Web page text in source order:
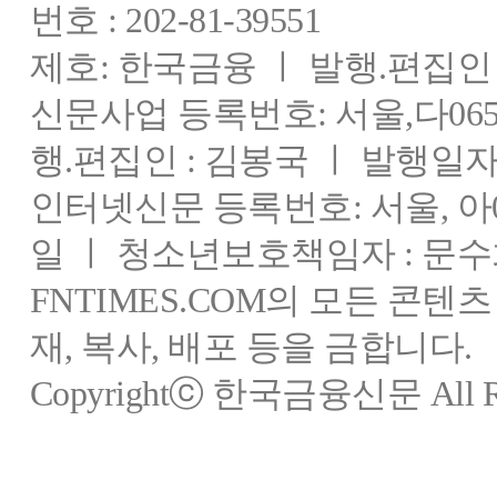
번호 : 202-81-39551
제호: 한국금융 ㅣ 발행.편집
신문사업 등록번호: 서울,다
행.편집인 : 김봉국 ㅣ 발행일
인터넷신문 등록번호: 서울,
일 ㅣ 청소년보호책임자 : 문
FNTIMES.COM의 모든 콘텐
재, 복사, 배포 등을 금합니다.
Copyrightⓒ 한국금융신문 All